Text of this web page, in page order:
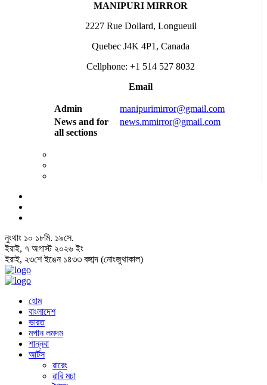
MANIPURI MIRROR
2227 Rue Dollard, Longueuil
Quebec J4K 4P1, Canada
Cellphone: +1 514 527 8032
Email
Admin
manipurimirror@gmail.com
News and for
all sections
news.mmirror@gmail.com
নুংথাং ১০ ১৮মি. ১৯সে.
ইরাই, ৭ অগাস্ট ২০২৬ ইং
ইরাই, ২৩শে ইঙেন ১৪৩৩ বঙ্গাব্দ (নোংজুথাকাল)
হোম
বাংলাদেশ
ভারত
মপান লমদম
শান্নবা
আর্টস
ৱারেং
ৱারি মচা